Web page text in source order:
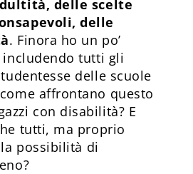
delle scelte
delle
. Finora ho un po’
includendo tutti gli
delle scuole
affrontano questo
con disabilità? E
tutti, ma proprio
possibilità di